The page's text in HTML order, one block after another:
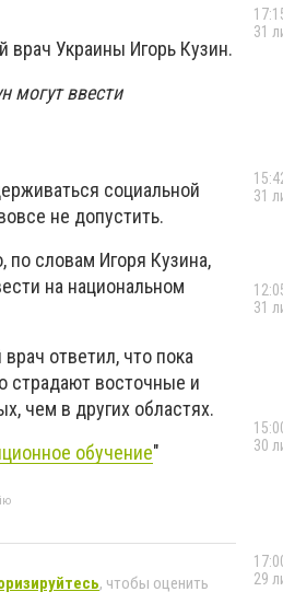
врач Украины Игорь Кузин.
могут ввести
социальной
не допустить.
по словам Игоря Кузина,
на национальном
ответил, что пока
страдают восточные и
чем в других областях.
обучение"
, чтобы оценить
31
31
31
30
29